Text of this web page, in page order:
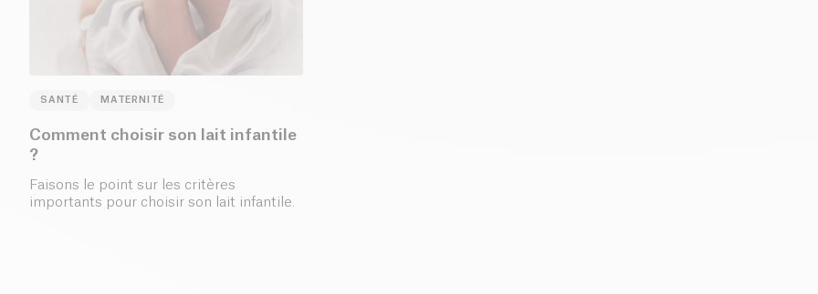
SANTÉ MATERNITÉ
Comment choisir son lait infantile
?
Faisons le point sur les critères
importants pour choisir son lait infantile.